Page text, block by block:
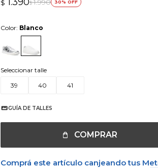
$ $ 1.990 30
Color: Blanco
Seleccionar talle
39
40 41
GUÍA DE TALLES
COMPRAR
Comprá este artículo canjeando tus